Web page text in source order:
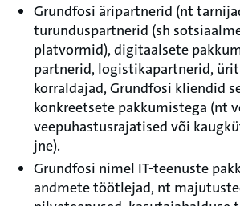
Grundfosi äripartnerid (nt
turunduspartnerid (sh
platvormid), digitaalsete
partnerid, logistikapartnerid,
korraldajad, Grundfosi kliendid
konkreetsete pakkumistega (nt
veepuhastusrajatised või
jne).
Grundfosi nimel IT-teenuste
andmete töötlejad, nt